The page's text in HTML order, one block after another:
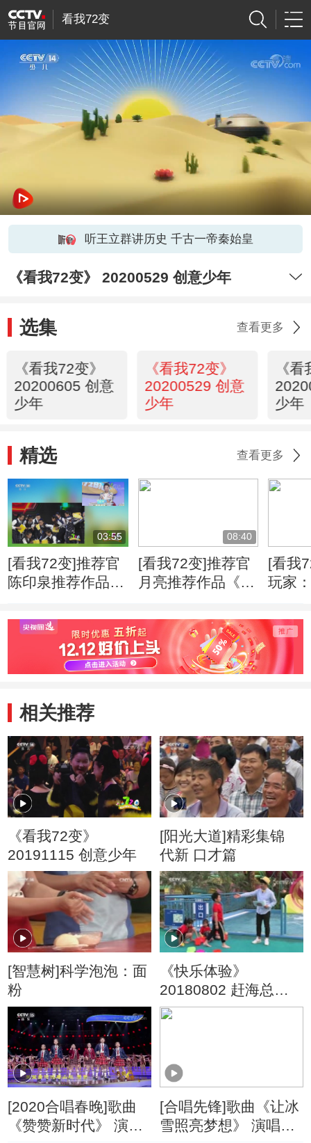
看我72变
听王立群讲历史 千古一帝秦始皇
《看我72变》 20200529 创意少年
选集 查看更多
《看我72变》
20200605 创意
少年
《看我72变》
20200529 创意
少年
《
少年
精选 查看更多
03:55
[看我72变]推荐官
陈印泉推荐作品
（郑州金沙小学）
08:40
[看我72变]推荐官
月亮推荐作品《智
南方科技大学 实
验小学创造力实验
室）
[看我
玩家
相关推荐
《看我72变》
20191115 创意少年
[阳光大道]精彩集锦
代新 口才篇
[智慧树]科学泡泡：面
粉
《快乐体验》
20180802 赶海总动
员
[2020合唱春晚]歌曲
《赞赞新时代》 演
[合唱先锋]歌曲《让冰
雪照亮梦想》 演唱：